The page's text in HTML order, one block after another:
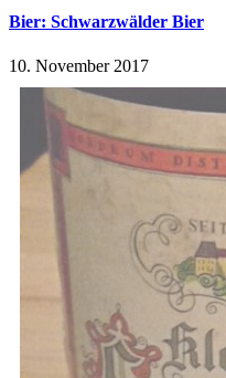
Bier: Schwarzwälder Bier
10. November 2017